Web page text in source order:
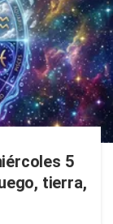
5
tierra,